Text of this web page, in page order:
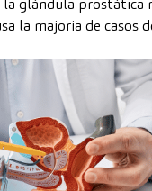
la glàndula prostàtica
la majoria de casos